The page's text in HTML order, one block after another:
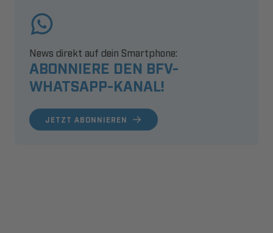
ABONNIERE DEN BFV-
WHATSAPP-KANAL!
News direkt auf dein Smartphone:
JETZT ABONNIEREN